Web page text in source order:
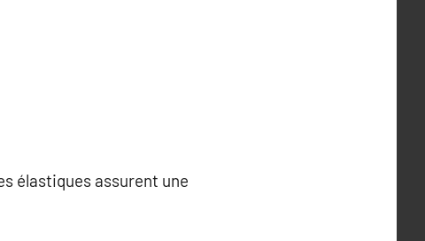
élastiques assurent une